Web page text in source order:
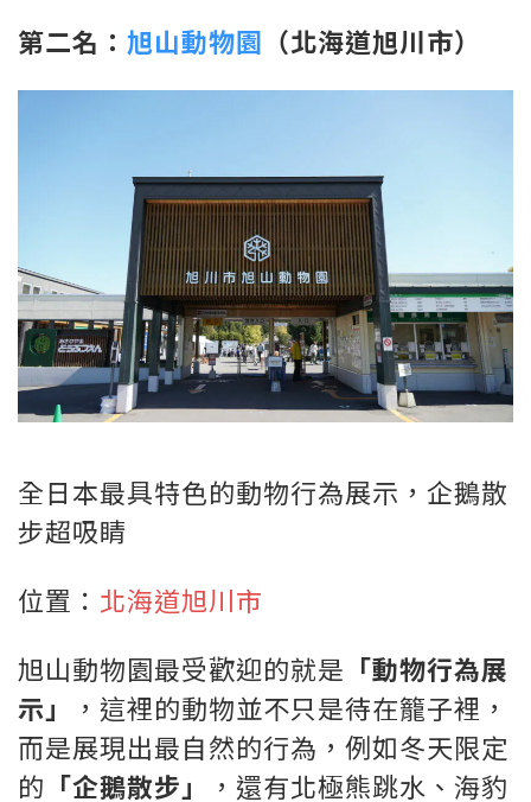
第二名： 旭山動物園 （北海道旭川市）
全日本最具特色的動物行為展示，企鵝散
步超吸睛
位置： 北海道旭川市
旭山動物園最受歡迎的就是 「動物行為展
示」
，這裡的動物並不只是待在籠子裡，
而是展現出最自然的行為，例如冬天限定
的 「企鵝散步」 ，還有北極熊跳水、海豹